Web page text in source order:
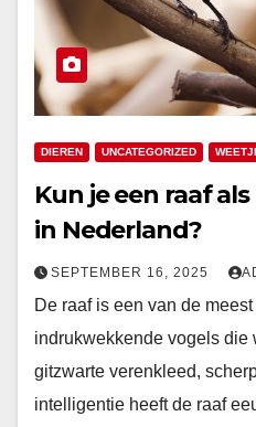
DIEREN UNCATEGORIZED
Kun je een raaf
in Nederland?
SEPTEMBER 16, 2025
De raaf is een van de
indrukwekkende vogels die
gitzwarte verenkleed,
intelligentie heeft de raaf